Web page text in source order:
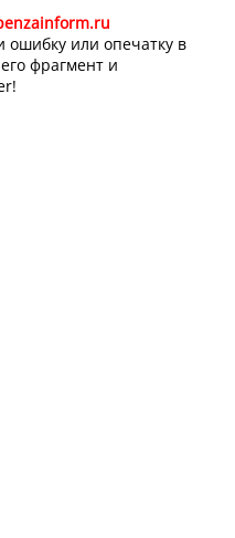
ошибку или опечатку в
фрагмент и